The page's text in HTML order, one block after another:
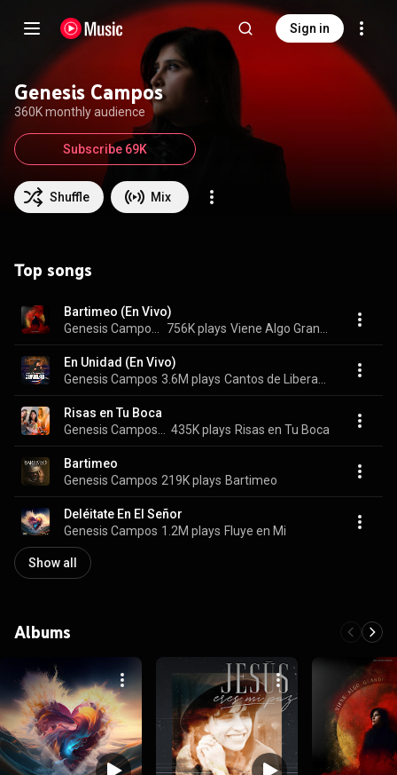
Sign in
Genesis Campos
360K monthly audience
Shuffle Mix
Subscribe 69K
Top songs
Bartimeo (En Vivo)
756K plays
En Unidad (En Vivo)
Genesis Campos 3.6M plays
Risas en Tu Boca
435K plays Risas en Tu Boca
Bartimeo
Genesis Campos 219K plays Bartimeo
Deléitate En El Señor
Genesis Campos 1.2M plays Fluye en Mi
Show all
Albums